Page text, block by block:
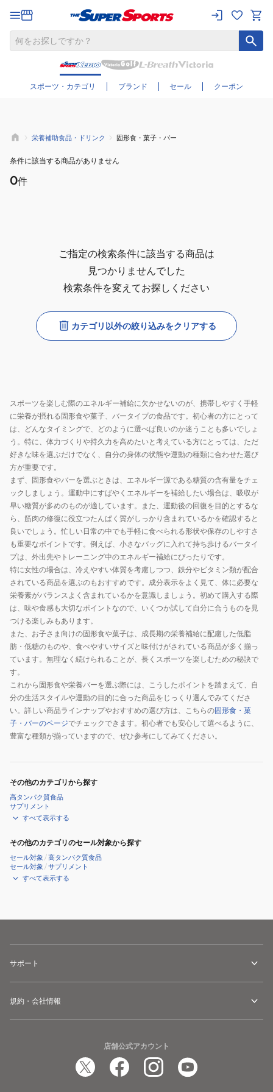
スポーツ・カテゴリ ブランド セール クーポン
さらに絞り込む
栄養補助食品・ドリンク 固形食・菓子・バー
条件に該当する商品がありません
0件
ご指定の検索条件に該当する商品は
見つかりませんでした
検索条件を変えてお探しください
カテゴリ以外の絞り込みをクリアする
スポーツを楽しむ際のエネルギー補給に欠かせないのが、携帯しやすく手軽
に栄養が摂れる固形食や菓子、バータイプの食品です。初心者の方にとって
は、どんなタイミングで、どのように選べば良いのか迷うことも多いでしょ
う。特に、体力づくりや持久力を高めたいと考えている方にとっては、ただ
好きな味を選ぶだけでなく、自分の身体の状態や運動の種類に合わせた選び
方が重要です。
まず、固形食やバーを選ぶときは、エネルギー源である糖質の含有量をチェ
ックしましょう。運動中にすばやくエネルギーを補給したい場合は、吸収が
早い糖質が多めのものが適しています。また、運動後の回復を目的とするな
ら、筋肉の修復に役立つたんぱく質がしっかり含まれているかを確認すると
良いでしょう。忙しい日常の中でも手軽に食べられる形状や保存のしやすさ
も重要なポイントです。例えば、小さなバッグに入れて持ち歩けるバータイ
プは、外出先やトレーニング中のエネルギー補給にぴったりです。
特に女性の場合は、冷えやすい体質を考慮しつつ、鉄分やビタミン類が配合
されている商品を選ぶのもおすすめです。成分表示をよく見て、体に必要な
栄養素がバランスよく含まれているかを意識しましょう。初めて購入する際
は、味や食感も大切なポイントなので、いくつか試して自分に合うものを見
つける楽しみもあります。
また、お子さま向けの固形食や菓子は、成長期の栄養補給に配慮した低脂
肪・低糖のものや、食べやすいサイズと味付けがされている商品が多く揃っ
ています。無理なく続けられることが、長くスポーツを楽しむための秘訣で
す。
これから固形食や栄養バーを選ぶ際には、こうしたポイントを踏まえて、自
分の生活スタイルや運動の目的に合った商品をじっくり選んでみてくださ
い。詳しい商品ラインナップやおすすめの選び方は、こちらの固形食・菓
子・バーのページでチェックできます。初心者でも安心して選べるように、
豊富な種類が揃っていますので、ぜひ参考にしてみてください。
その他のカテゴリから探す
高タンパク質食品
サプリメント
すべて表示する
その他のカテゴリのセール対象から探す
セール対象 /高タンパク質食品
セール対象 /サプリメント
すべて表示する
サポート
規約・会社情報
店舗公式アカウント